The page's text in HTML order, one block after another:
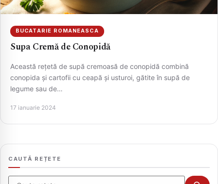
BUCATARIE ROMANEASCA
Supa Cremă de Conopidă
Această rețetă de supă cremoasă de conopidă combină
conopida și cartofii cu ceapă și usturoi, gătite în supă de
legume sau de…
17 ianuarie 2024
CAUTĂ REȚETE